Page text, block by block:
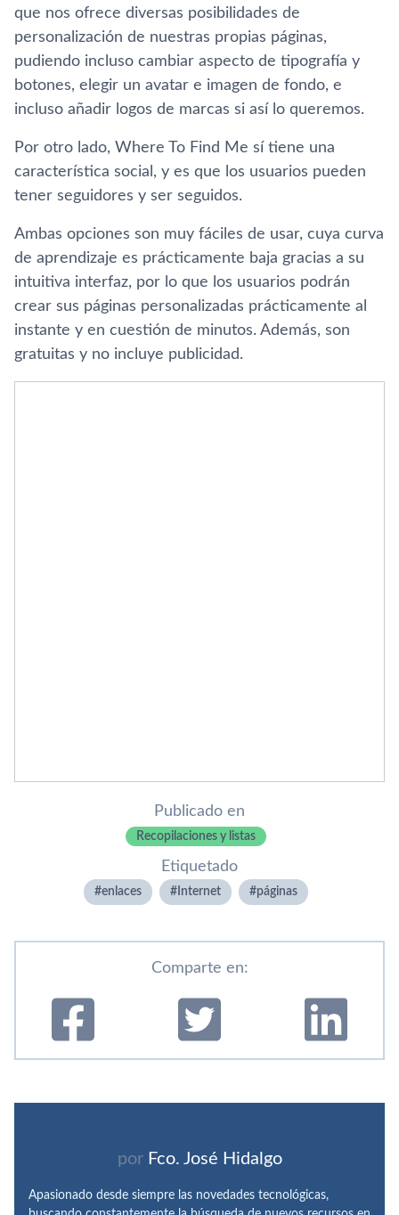
que nos ofrece diversas posibilidades de
personalización de nuestras propias páginas,
pudiendo incluso cambiar aspecto de tipografía y
botones, elegir un avatar e imagen de fondo, e
incluso añadir logos de marcas si así lo queremos.
Por otro lado, Where To Find Me sí tiene una
característica social, y es que los usuarios pueden
tener seguidores y ser seguidos.
Ambas opciones son muy fáciles de usar, cuya curva
de aprendizaje es prácticamente baja gracias a su
intuitiva interfaz, por lo que los usuarios podrán
crear sus páginas personalizadas prácticamente al
instante y en cuestión de minutos. Además, son
gratuitas y no incluye publicidad.
Publicado en
Recopilaciones y listas
Etiquetado
enlaces Internet páginas
Comparte en:
por Fco. José Hidalgo
Apasionado desde siempre las novedades tecnológicas,